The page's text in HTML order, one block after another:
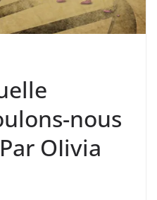
nous
OIivia